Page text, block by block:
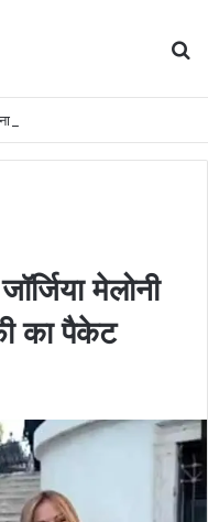
मेलोनी
का पैकेट